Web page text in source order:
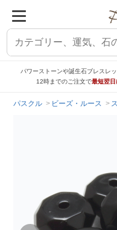
パワーストーンや誕生石ブレスレ
12時までのご注文で最短翌
パスクル ビーズ・ルース